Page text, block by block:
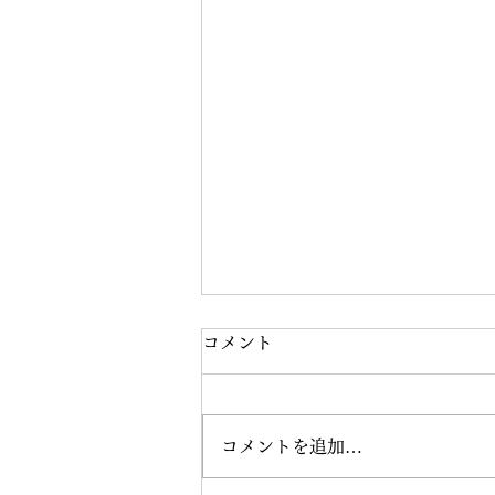
コメント
コメントを追加…